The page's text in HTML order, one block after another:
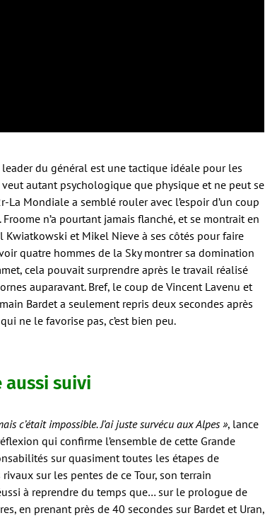
du général est une tactique idéale pour les
autant psychologique que physique et ne peut se
La Mondiale a semblé rouler avec l’espoir d’un coup
n’a pourtant jamais flanché, et se montrait en
et Mikel Nieve à ses côtés pour faire
quatre hommes de la Sky montrer sa domination
cela pouvait surprendre après le travail réalisé
auparavant. Bref, le coup de Vincent Lavenu et
Bardet a seulement repris deux secondes après
ne le favorise pas, c’est bien peu.
aussi suivi
c’était impossible. J’ai juste survécu aux Alpes », lance
qui confirme l’ensemble de cette Grande
sur quasiment toutes les étapes de
sur les pentes de ce Tour, son terrain
à reprendre du temps que… sur le prologue de
en prenant près de 40 secondes sur Bardet et Uran,